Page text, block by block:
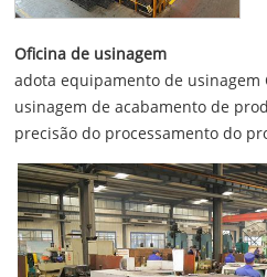
Oficina de usinagem
adota equipamento de usinagem
usinagem de acabamento de
precisão do processamento do